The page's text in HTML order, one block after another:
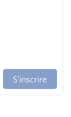
S'inscrire